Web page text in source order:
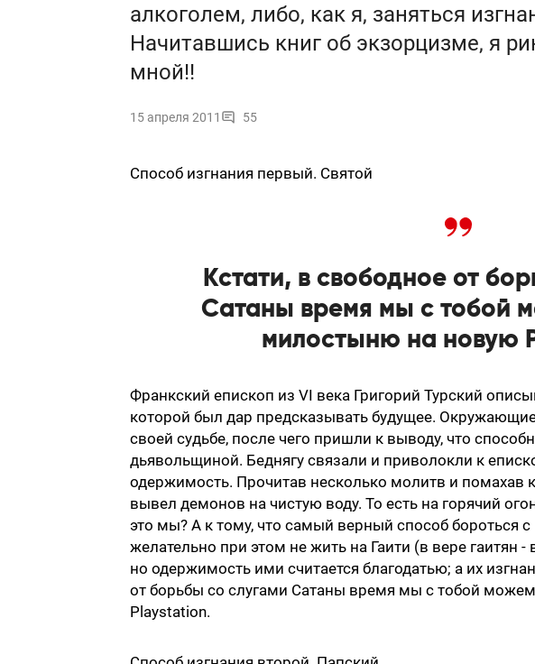
алкоголем, либо, как я, заняться
Начитавшись книг об экзорцизме, я
мной!!
15 апреля 2011 55
Способ изгнания первый. Святой
Кстати, в свободное от
Сатаны время мы с тобой
милостыню на новую
Франкский епископ из VI века Григорий Турский
которой был дар предсказывать будущее.
своей судьбе, после чего пришли к выводу, что
дьявольщиной. Беднягу связали и приволокли к
одержимость. Прочитав несколько молитв и помахав
вывел демонов на чистую воду. То есть на горячий
это мы? А к тому, что самый верный способ бороться
желательно при этом не жить на Гаити (в вере гаитян
но одержимость ими считается благодатью; а их
от борьбы со слугами Сатаны время мы с тобой
Playstation.